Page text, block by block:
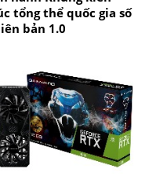
tổng thể quốc gia số
bản 1.0